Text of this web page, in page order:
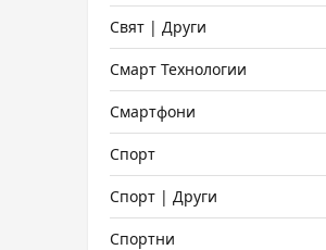
Свят | Други
Смарт Технологии
Смартфони
Спорт
Спорт | Други
Спортни